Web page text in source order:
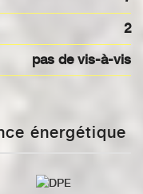
2
pas de vis-à-vis
énergétique